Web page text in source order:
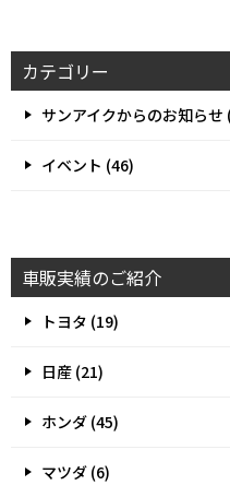
カテゴリー
サンアイクからのお知らせ
イベント (46)
車販実績のご紹介
トヨタ (19)
日産 (21)
ホンダ (45)
マツダ (6)